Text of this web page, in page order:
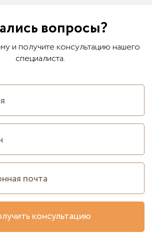
вопросы?
и получите консультацию нашего
специалиста.
консультацию